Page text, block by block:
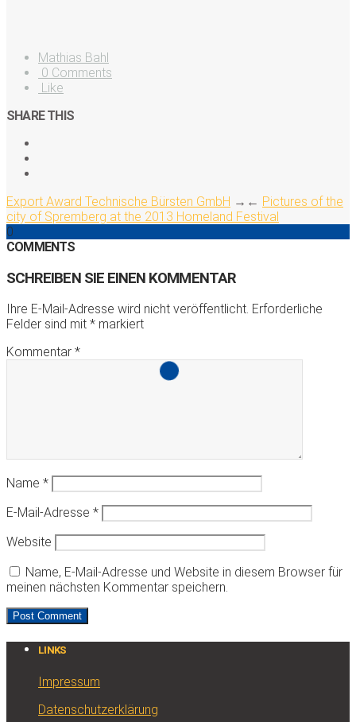
Mathias Bahl
0 Comments
Like
SHARE THIS
Export Award Technische Bürsten GmbH → ← Pictures of the
city of Spremberg at the 2013 Homeland Festival
0
COMMENTS
SCHREIBEN SIE EINEN KOMMENTAR
Ihre E-Mail-Adresse wird nicht veröffentlicht. Erforderliche
Felder sind mit * markiert
Kommentar *
Name *
E-Mail-Adresse *
Website
Name, E-Mail-Adresse und Website in diesem Browser für
meinen nächsten Kommentar speichern.
LINKS
Impressum
Datenschutzerklärung